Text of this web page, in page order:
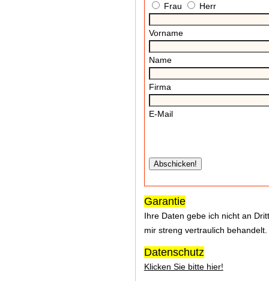
Frau Herr
Vorname
Name
Firma
E-Mail
Garantie
Ihre Daten gebe ich nicht an
mir streng vertraulich
Datenschutz
Klicken Sie bitte hier!